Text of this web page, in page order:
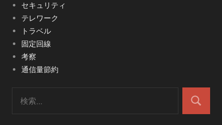
セキュリティ
テレワーク
トラベル
固定回線
考察
通信量節約
検